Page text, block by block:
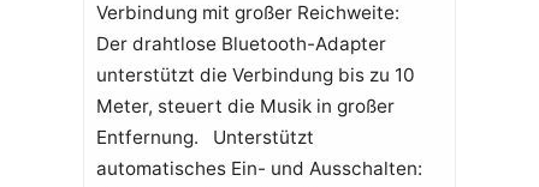
Verbindung mit großer Reichweite:
Der drahtlose Bluetooth-Adapter
unterstützt die Verbindung bis zu 10
Meter, steuert die Musik in großer
Entfernung. Unterstützt
automatisches Ein- und Ausschalten: